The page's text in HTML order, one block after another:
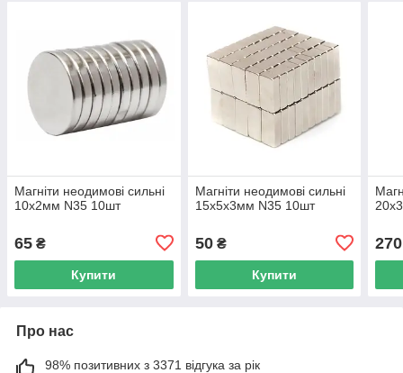
Магніти неодимові сильні
10x2мм N35 10шт
65 ₴
Купити
Магніти неодимові сильні
15x5x3мм N35 10шт
50₴
Купити
270
Про нас
98% позитивних з 3371 відгука за рік